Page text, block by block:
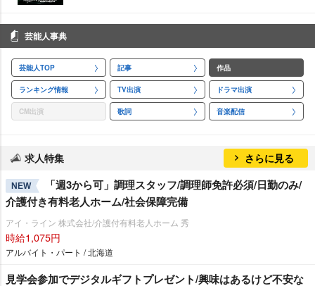
芸能人事典
芸能人TOP 記事 作品
ランキング情報 TV出演 ドラマ出演
CM出演 歌詞 音楽配信
求人特集 さらに見る
NEW
「週3から可」調理スタッフ/調理師免許必須/日勤のみ/
介護付き有料老人ホーム/社会保障完備
アイ・ライン 株式会社/介護付有料老人ホーム 秀
時給1,075円
アルバイト・パート / 北海道
見学会参加でデジタルギフトプレゼント/興味はあるけど不安な